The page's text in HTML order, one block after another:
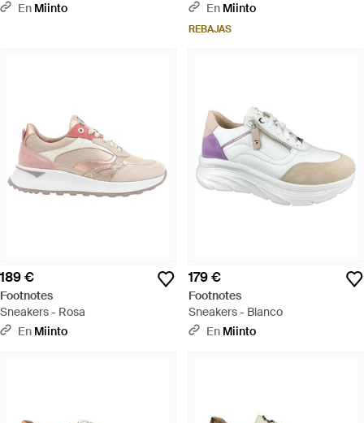
En Miinto
En Miinto
REBAJAS
189 €
Footnotes
Sneakers - Rosa
En Miinto
179 €
Footnotes
Sneakers - Blanco
En Miinto